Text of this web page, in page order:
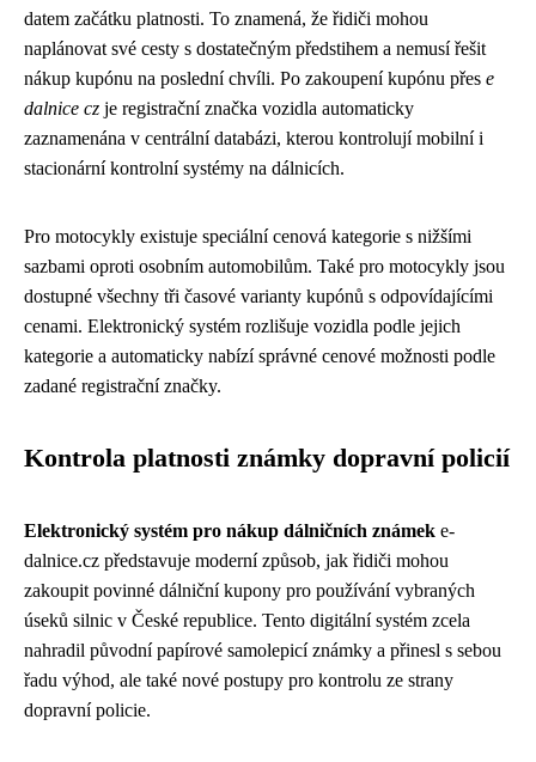
datem začátku platnosti. To znamená, že řidiči mohou
naplánovat své cesty s dostatečným předstihem a nemusí řešit
nákup kupónu na poslední chvíli. Po zakoupení kupónu přes e
dalnice cz je registrační značka vozidla automaticky
zaznamenána v centrální databázi, kterou kontrolují mobilní i
stacionární kontrolní systémy na dálnicích.
Pro motocykly existuje speciální cenová kategorie s nižšími
sazbami oproti osobním automobilům. Také pro motocykly jsou
dostupné všechny tři časové varianty kupónů s odpovídajícími
cenami. Elektronický systém rozlišuje vozidla podle jejich
kategorie a automaticky nabízí správné cenové možnosti podle
zadané registrační značky.
Kontrola platnosti známky dopravní policií
Elektronický systém pro nákup dálničních známek e-
dalnice.cz představuje moderní způsob, jak řidiči mohou
zakoupit povinné dálniční kupony pro používání vybraných
úseků silnic v České republice. Tento digitální systém zcela
nahradil původní papírové samolepicí známky a přinesl s sebou
řadu výhod, ale také nové postupy pro kontrolu ze strany
dopravní policie.